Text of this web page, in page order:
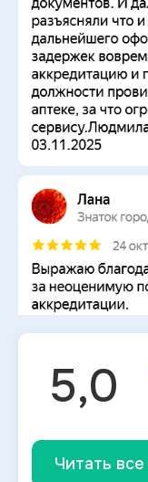
5,0
Читать